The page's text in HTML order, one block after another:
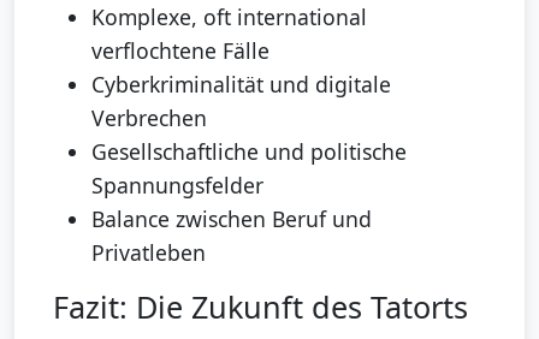
Komplexe, oft international
verflochtene Fälle
Cyberkriminalität und digitale
Verbrechen
Gesellschaftliche und politische
Spannungsfelder
Balance zwischen Beruf und
Privatleben
Fazit: Die Zukunft des Tatorts